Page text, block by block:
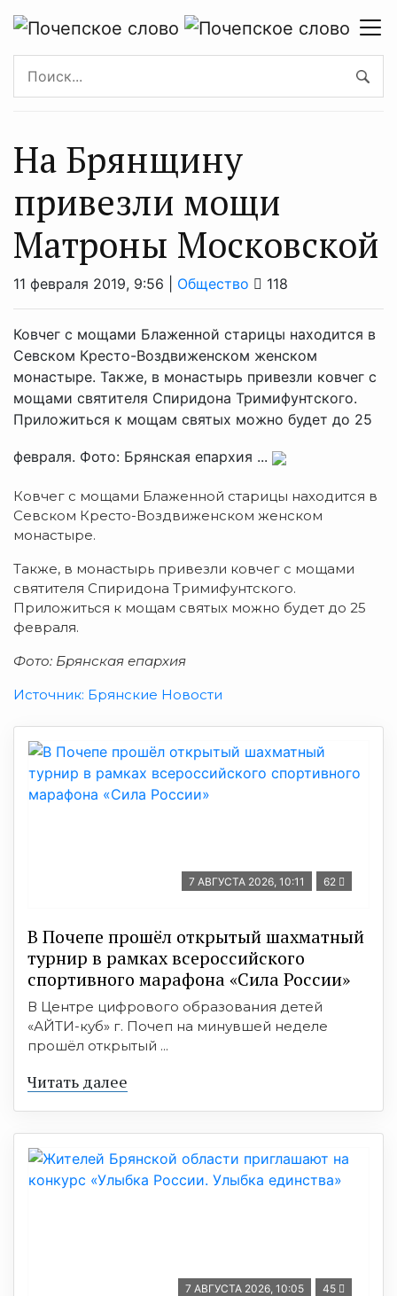
На Брянщину
привезли мощи
Матроны Московской
11 февраля 2019, 9:56 | Общество 118
Ковчег с мощами Блаженной старицы находится в
Севском Кресто-Воздвиженском женском
монастыре. Также, в монастырь привезли ковчег с
мощами святителя Спиридона Тримифунтского.
Приложиться к мощам святых можно будет до 25
февраля. Фото: Брянская епархия ...
Ковчег с мощами Блаженной старицы находится в
Севском Кресто-Воздвиженском женском
монастыре.
Также, в монастырь привезли ковчег с мощами
святителя Спиридона Тримифунтского.
Приложиться к мощам святых можно будет до 25
февраля.
Фото: Брянская епархия
Источник: Брянские Новости
7 АВГУСТА 2026, 10:11 62
В Почепе прошёл открытый шахматный
турнир в рамках всероссийского
спортивного марафона «Сила России»
В Центре цифрового образования детей
«АЙТИ-куб» г. Почеп на минувшей неделе
прошёл открытый ...
Читать далее
7 АВГУСТА 2026, 10:05 45